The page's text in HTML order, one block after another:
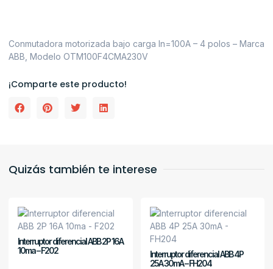
Conmutadora motorizada bajo carga In=100A – 4 polos – Marca
ABB, Modelo OTM100F4CMA230V
¡Comparte este producto!
Quizás también te interese
Interruptor diferencial ABB 2P 16A
10ma – F202
Interruptor diferencial ABB 4P
25A 30mA – FH204